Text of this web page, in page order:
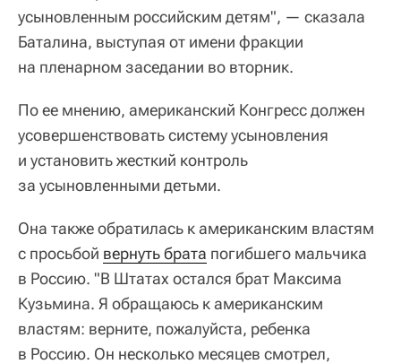
усыновленным российским детям", — сказала
Баталина, выступая от имени фракции
на пленарном заседании во вторник.
По ее мнению, американский Конгресс должен
усовершенствовать систему усыновления
и установить жесткий контроль
за усыновленными детьми.
Она также обратилась к американским властям
с просьбой вернуть брата погибшего мальчика
в Россию. "В Штатах остался брат Максима
Кузьмина. Я обращаюсь к американским
властям: верните, пожалуйста, ребенка
в Россию. Он несколько месяцев смотрел,